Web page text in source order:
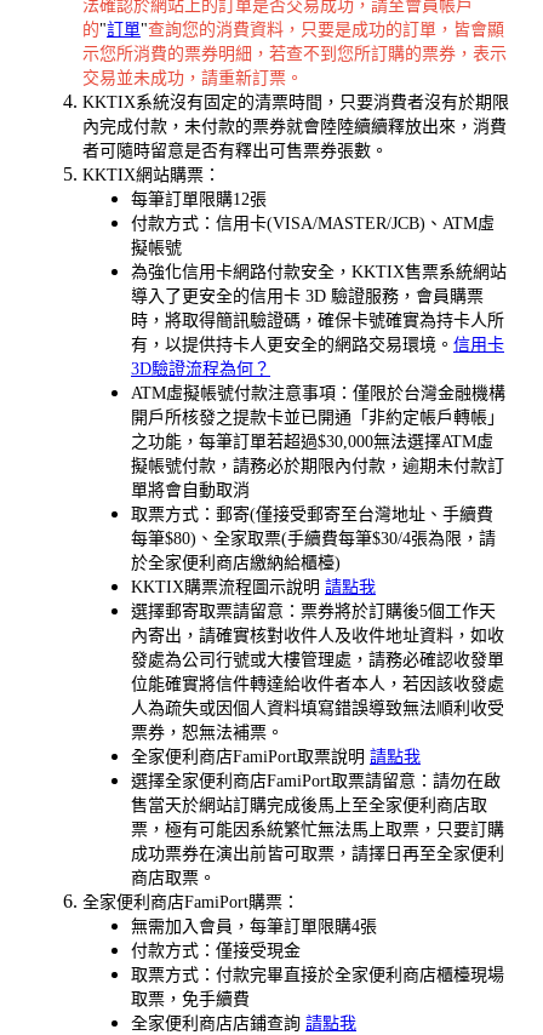
法確認於網站上的訂單是否交易成功，請至會員帳戶
的"訂單"查詢您的消費資料，只要是成功的訂單，皆會顯
示您所消費的票券明細，若查不到您所訂購的票券，表示
交易並未成功，請重新訂票。
KKTIX系統沒有固定的清票時間，只要消費者沒有於期限
內完成付款，未付款的票券就會陸陸續續釋放出來，消費
者可隨時留意是否有釋出可售票券張數。
KKTIX網站購票：
每筆訂單限購12張
付款方式：信用卡(VISA/MASTER/JCB)、ATM虛
擬帳號
為強化信用卡網路付款安全，KKTIX售票系統網站
導入了更安全的信用卡 3D 驗證服務，會員購票
時，將取得簡訊驗證碼，確保卡號確實為持卡人所
有，以提供持卡人更安全的網路交易環境。 信用卡
3D驗證流程為何？
ATM虛擬帳號付款注意事項：僅限於台灣金融機構
開戶所核發之提款卡並已開通「非約定帳戶轉帳」
之功能，每筆訂單若超過$30,000無法選擇ATM虛
擬帳號付款，請務必於期限內付款，逾期未付款訂
單將會自動取消
取票方式：郵寄(僅接受郵寄至台灣地址、手續費
每筆$80)、全家取票(手續費每筆$30/4張為限，請
於全家便利商店繳納給櫃檯)
KKTIX購票流程圖示說明 請點我
選擇郵寄取票請留意：票券將於訂購後5個工作天
內寄出，請確實核對收件人及收件地址資料，如收
發處為公司行號或大樓管理處，請務必確認收發單
位能確實將信件轉達給收件者本人，若因該收發處
人為疏失或因個人資料填寫錯誤導致無法順利收受
票券，恕無法補票。
全家便利商店FamiPort取票說明 請點我
選擇全家便利商店FamiPort取票請留意：請勿在啟
售當天於網站訂購完成後馬上至全家便利商店取
票，極有可能因系統繁忙無法馬上取票，只要訂購
成功票券在演出前皆可取票，請擇日再至全家便利
商店取票。
全家便利商店FamiPort購票：
無需加入會員，每筆訂單限購4張
付款方式：僅接受現金
取票方式：付款完畢直接於全家便利商店櫃檯現場
取票，免手續費
全家便利商店店鋪查詢 請點我